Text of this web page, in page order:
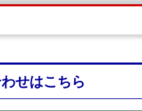
せはこちら